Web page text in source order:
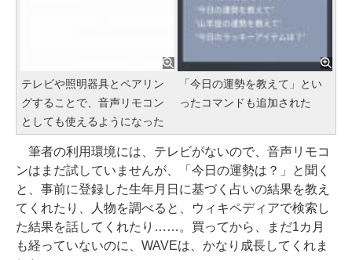
テレビや照明器具とペアリン
グすることで、音声リモコン
としても使えるようになった
「今日の運勢を教えて」とい
ったコマンドも追加された
筆者の利用環境には、テレビがないので、音声リモコ
ンはまだ試していませんが、「今日の運勢は？」と聞く
と、事前に登録した生年月日に基づく占いの結果を教え
てくれたり、人物を調べると、ウィキペディアで検索し
た結果を話してくれたり……。買ってから、まだ1カ月
も経っていないのに、WAVEは、かなり成長してくれま